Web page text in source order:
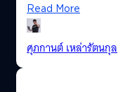
Read More
ศุภกานต์ เหล่ารัตนกุล